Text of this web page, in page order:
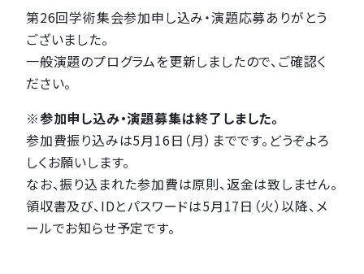
第26回学術集会参加申し込み・演題応募ありがとう
ございました。
一般演題のプログラムを更新しましたので、ご確認く
ださい。
※参加申し込み・演題募集は終了しました。
参加費振り込みは5月16日（月）までです。どうぞよろ
しくお願いします。
なお、振り込まれた参加費は原則、返金は致しません。
領収書及び、IDとパスワードは5月17日（火）以降、メ
ールでお知らせ予定です。